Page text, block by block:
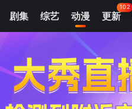
剧集 综艺 动漫 更新
102
我的观影记录
大周仙吏 动态漫画
清空